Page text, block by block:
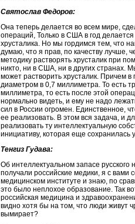
Святослав Федоров:
Она теперь делается во всем мире,
операций, Только в США в год
хрусталика. Но мы гордимся тем, что
думаю, что я прав, по качеству лучше,
методику растворять хрусталик при
никто, ни в США, ни в других странах.
может растворить хрусталик. Причем в
диаметром в 0,7 миллиметра. То есть
миллиметра, то есть после этой
нормально видеть, и ему не надо
сил в России огромен. Единственное,
ее реализовать. В этом вся задача, и
реализовать ту интеллектуальную
инициативу, которая еще сохранилась
Тенгиз Гудава:
Об интеллектуальном запасе
получали российские медики, я с вами
медицинском институте и знаю, по
это было неплохое образование. Так
российская медицина и
видно хотя бы на том, что люди живут
вымирает?